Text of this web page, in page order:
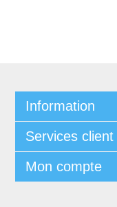
Information
Services client
Mon compte